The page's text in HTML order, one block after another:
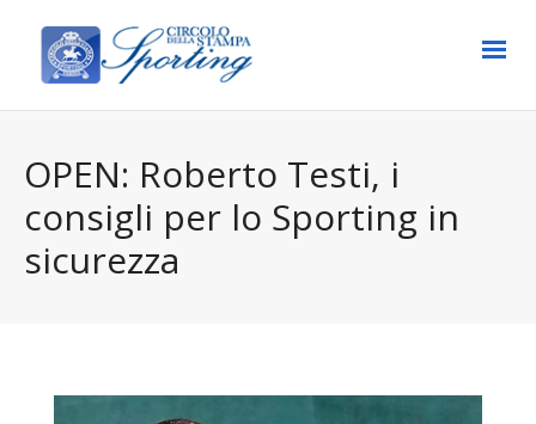
OPEN: Roberto Testi, i
consigli per lo Sporting in
sicurezza